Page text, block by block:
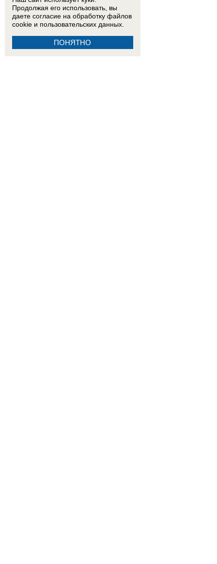
Продолжая его использовать, вы
даете согласие на обработку файлов
cookie и пользовательских данных.
ПОНЯТНО